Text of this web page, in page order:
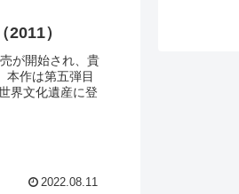
）
が開始され、貴
本作は第五弾目
界文化遺産に登
2022.08.11